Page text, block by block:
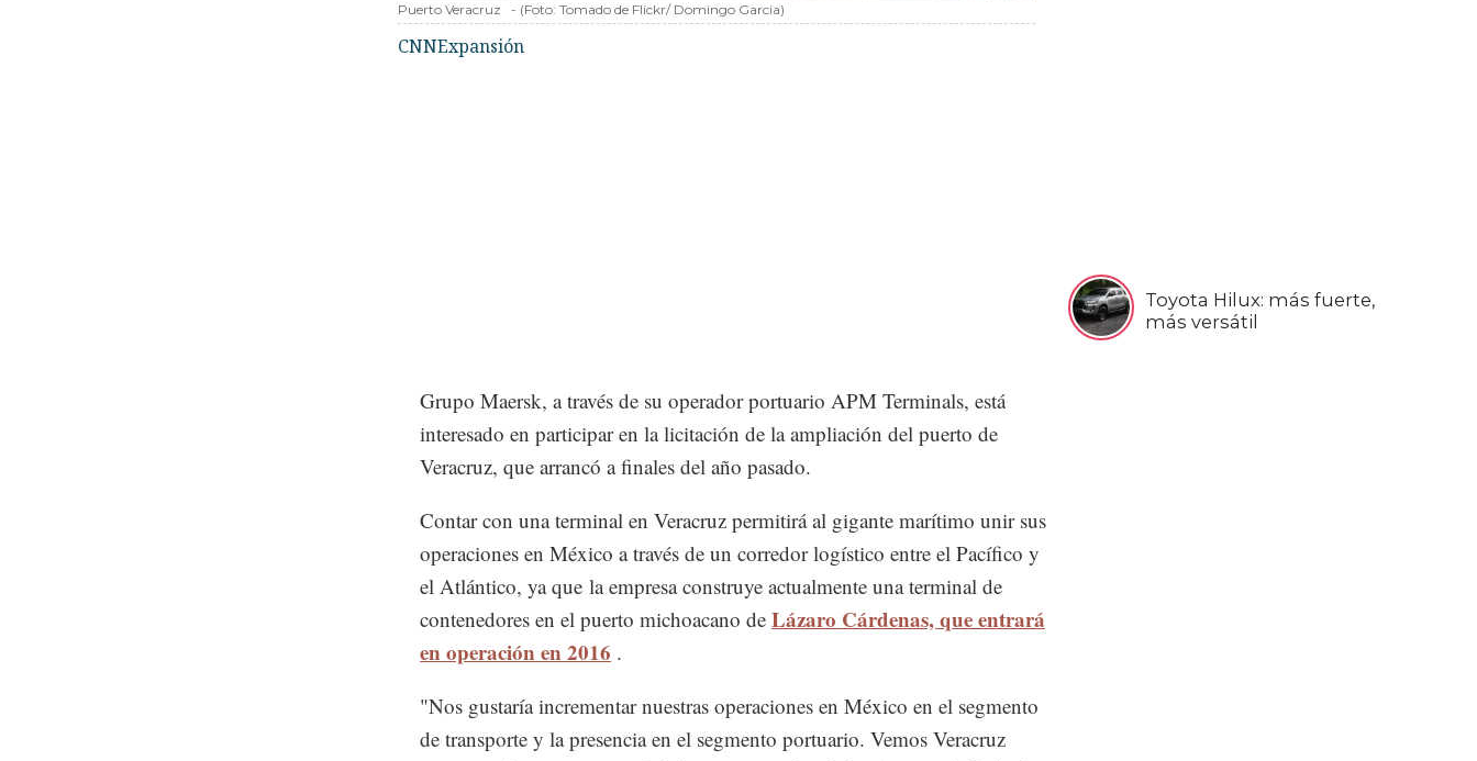
Toyota Hilux: más fuerte,
más versátil
Puerto Veracruz - (Foto: Tomado de Flickr/ Domingo Garcia)
CNNExpansión
Grupo Maersk, a través de su operador portuario APM Terminals, está
interesado en participar en la licitación de la ampliación del puerto de
Veracruz, que arrancó a finales del año pasado.
Contar con una terminal en Veracruz permitirá al gigante marítimo unir sus
operaciones en México a través de un corredor logístico entre el Pacífico y
el Atlántico, ya que la empresa construye actualmente una terminal de
contenedores en el puerto michoacano de Lázaro Cárdenas, que entrará
en operación en 2016 .
"Nos gustaría incrementar nuestras operaciones en México en el segmento
de transporte y la presencia en el segmento portuario. Vemos Veracruz